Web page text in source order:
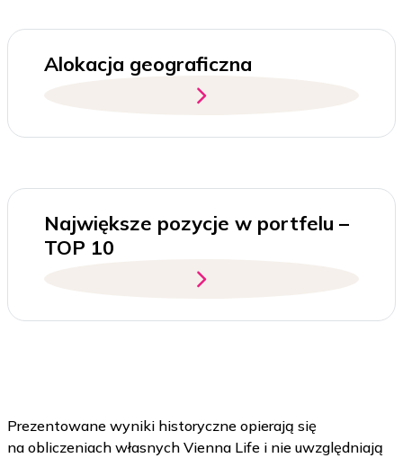
Alokacja geograficzna
Największe pozycje w portfelu –
TOP 10
Prezentowane wyniki historyczne opierają się
na obliczeniach własnych Vienna Life i nie uwzględniają